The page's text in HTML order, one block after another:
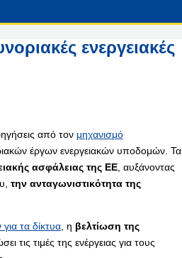
ενεργειακές
από τον μηχανισμό
έργων ενεργειακών υποδομών. Τα
ασφάλειας της ΕΕ , αυξάνοντας
την ανταγωνιστικότητα της
τα δίκτυα , η βελτίωση της
τις τιμές της ενέργειας για τους